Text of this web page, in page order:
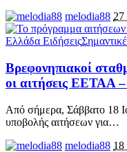
melodia88 27
Ελλάδα Ειδήσεις
Βρεφονηπιακοί
οι αιτήσεις ΕΕΤΑΑ
Από σήμερα, Σάββατο 18
υποβολής αιτήσεων για…
melodia88 18